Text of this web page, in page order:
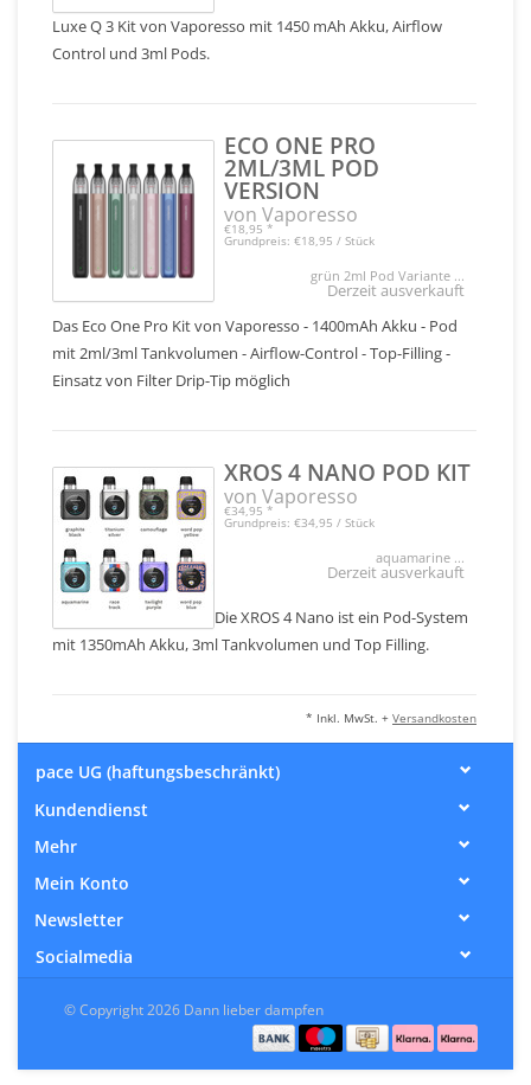
Luxe Q 3 Kit von Vaporesso mit 1450 mAh Akku, Airflow
Control und 3ml Pods.
ECO ONE PRO
2ML/3ML POD
VERSION
von Vaporesso
€18,95 *
Grundpreis: €18,95 / Stück
grün 2ml Pod Variante ...
Derzeit ausverkauft
Das Eco One Pro Kit von Vaporesso - 1400mAh Akku - Pod
mit 2ml/3ml Tankvolumen - Airflow-Control - Top-Filling -
Einsatz von Filter Drip-Tip möglich
XROS 4 NANO POD KIT
von Vaporesso
€34,95 *
Grundpreis: €34,95 / Stück
aquamarine ...
Derzeit ausverkauft
Die XROS 4 Nano ist ein Pod-System
mit 1350mAh Akku, 3ml Tankvolumen und Top Filling.
* Inkl. MwSt. + Versandkosten
pace UG (haftungsbeschränkt)
Kundendienst
Mehr
Mein Konto
Newsletter
Socialmedia
© Copyright 2026 Dann lieber dampfen